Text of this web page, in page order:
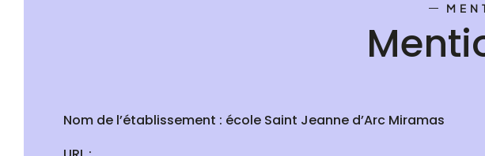
Nom de l’établissement : école Saint Jeanne d’Arc Miramas